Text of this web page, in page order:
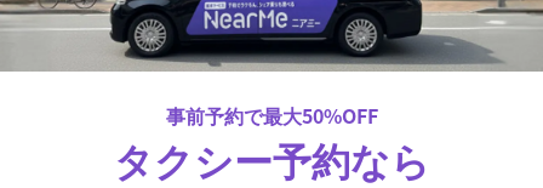
日本語 English 簡体中文 繁体中文 한국어
事前予約で最大50%OFF
タクシー予約なら